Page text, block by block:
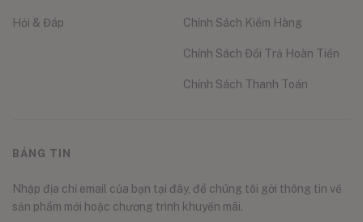
Hỏi & Đáp Chính Sách Kiểm Hàng
Chính Sách Đổi Trả Hoàn Tiền
Chính Sách Thanh Toán
BẢNG TIN
Nhập địa chỉ email của bạn tại đây, để chúng tôi gởi thông tin về
sản phẩm mới hoặc chương trình khuyến mãi.